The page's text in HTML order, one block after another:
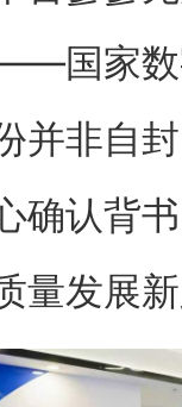
国家
并非自
确认背
量发展